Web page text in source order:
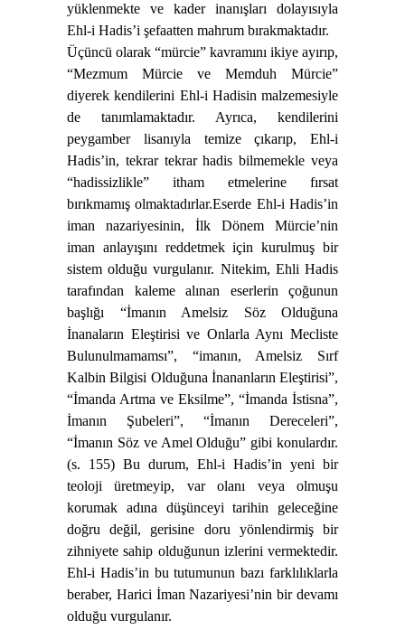
yüklenmekte ve kader inanışları dolayısıyla
Ehl-i Hadis’i şefaatten mahrum bırakmaktadır.
Üçüncü olarak “mürcie” kavramını ikiye ayırıp,
“Mezmum Mürcie ve Memduh Mürcie”
diyerek kendilerini Ehl-i Hadisin malzemesiyle
de tanımlamaktadır. Ayrıca, kendilerini
peygamber lisanıyla temize çıkarıp, Ehl-i
Hadis’in, tekrar tekrar hadis bilmemekle veya
“hadissizlikle” itham etmelerine fırsat
bırıkmamış olmaktadırlar.Eserde Ehl-i Hadis’in
iman nazariyesinin, İlk Dönem Mürcie’nin
iman anlayışını reddetmek için kurulmuş bir
sistem olduğu vurgulanır. Nitekim, Ehli Hadis
tarafından kaleme alınan eserlerin çoğunun
başlığı “İmanın Amelsiz Söz Olduğuna
İnanaların Eleştirisi ve Onlarla Aynı Mecliste
Bulunulmamamsı”, “imanın, Amelsiz Sırf
Kalbin Bilgisi Olduğuna İnananların Eleştirisi”,
“İmanda Artma ve Eksilme”, “İmanda İstisna”,
İmanın Şubeleri”, “İmanın Dereceleri”,
“İmanın Söz ve Amel Olduğu” gibi konulardır.
(s. 155) Bu durum, Ehl-i Hadis’in yeni bir
teoloji üretmeyip, var olanı veya olmuşu
korumak adına düşünceyi tarihin geleceğine
doğru değil, gerisine doru yönlendirmiş bir
zihniyete sahip olduğunun izlerini vermektedir.
Ehl-i Hadis’in bu tutumunun bazı farklılıklarla
beraber, Harici İman Nazariyesi’nin bir devamı
olduğu vurgulanır.